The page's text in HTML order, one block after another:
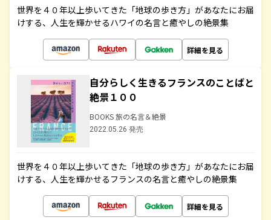
世界を４０年以上歩いてきた「地球の歩き方」があなたにお届
けする、人生を輝かせるハワイの名言と癒やしの絶景集
詳細を見る
自分らしく生きるフランスのことばと
絶景１００
BOOKS 旅の名言＆絶景
2022.05.26 発売
世界を４０年以上歩いてきた「地球の歩き方」があなたにお届
けする、人生を輝かせるフランスの名言と癒やしの絶景集
詳細を見る